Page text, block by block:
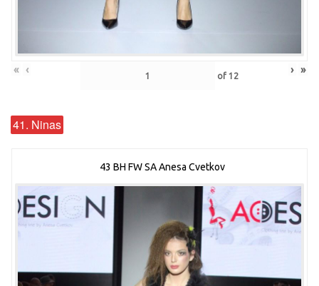
« ‹ of 12 › »
41. Ninas
43 BH FW SA Anesa Cvetkov